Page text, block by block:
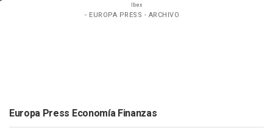
Ibex
- EUROPA PRESS - ARCHIVO
Europa Press Economía Finanzas